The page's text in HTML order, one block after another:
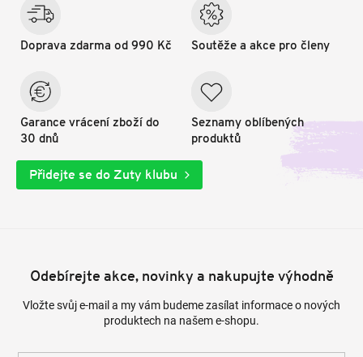
Doprava zdarma od 990 Kč
Garance vrácení zboží do
30 dnů
Soutěže a akce pro členy
Seznamy oblíbených
produktů
Přidejte se do Zuty klubu
Odebírejte akce, novinky a nakupujte výhodně
Vložte svůj e-mail a my vám budeme zasílat informace o nových
produktech na našem e-shopu.